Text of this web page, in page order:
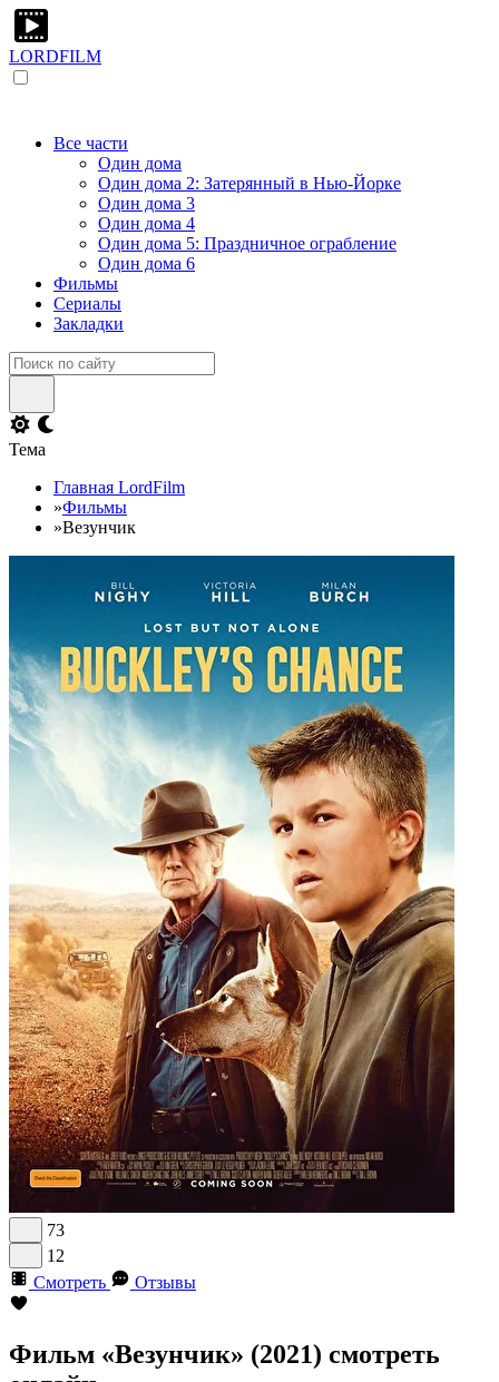
LORDFILM
Все части
Один дома
Один дома 2: Затерянный в Нью-Йорке
Один дома 3
Один дома 4
Один дома 5: Праздничное ограбление
Один дома 6
Фильмы
Сериалы
Закладки
Тема
Главная LordFilm
»Фильмы
»Везунчик
73
12
Смотреть
Отзывы
Фильм «Везунчик» (2021) смотреть